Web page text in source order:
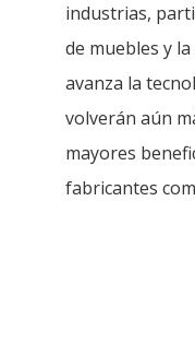
industrias,
de muebles y
avanza la
volverán aún
mayores
fabricantes